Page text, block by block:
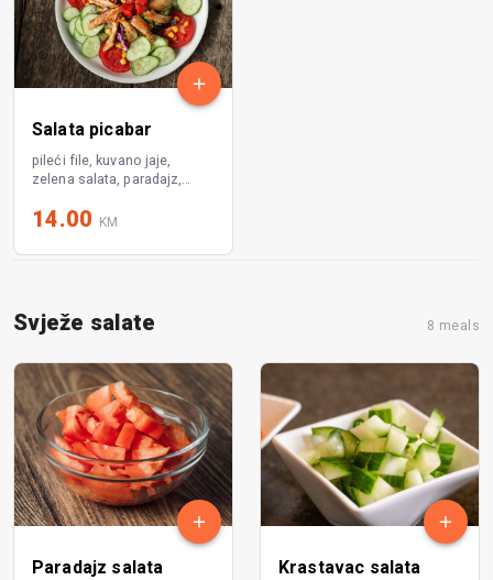
Salata picabar
pileći file, kuvano jaje,
zelena salata, paradajz,
crveni kupus
14.00 KM
Svježe salate 8 meals
Paradajz salata Krastavac salata